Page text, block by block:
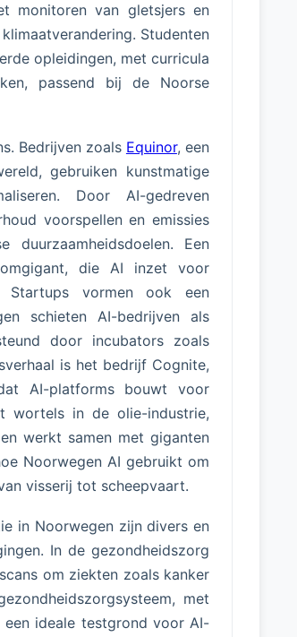
monitoren van gletsjers en
Studenten
opleidingen, met curricula
passend bij de Noorse
Bedrijven zoals Equinor, een
gebruiken kunstmatige
Door AI-gedreven
voorspellen en emissies
duurzaamheidsdoelen. Een
die AI inzet voor
Startups vormen ook een
schieten AI-bedrijven als
door incubators zoals
is het bedrijf Cognite,
AI-platforms bouwt voor
wortels in de olie-industrie,
werkt samen met giganten
Noorwegen AI gebruikt om
visserij tot scheepvaart.
in Noorwegen zijn divers en
In de gezondheidszorg
om ziekten zoals kanker
met
ideale testgrond voor AI-